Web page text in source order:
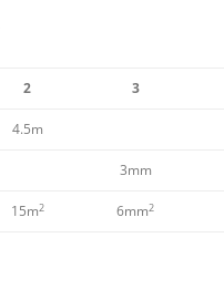
2 3
4.5m
3mm
15m2 6mm2